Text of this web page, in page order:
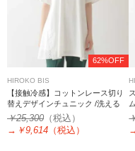
62%OFF
HIROKO BIS
【接触冷感】コットンレース切り
替えデザインチュニック /洗える
￥25,300 （税込）
→ ￥9,614 （税込）